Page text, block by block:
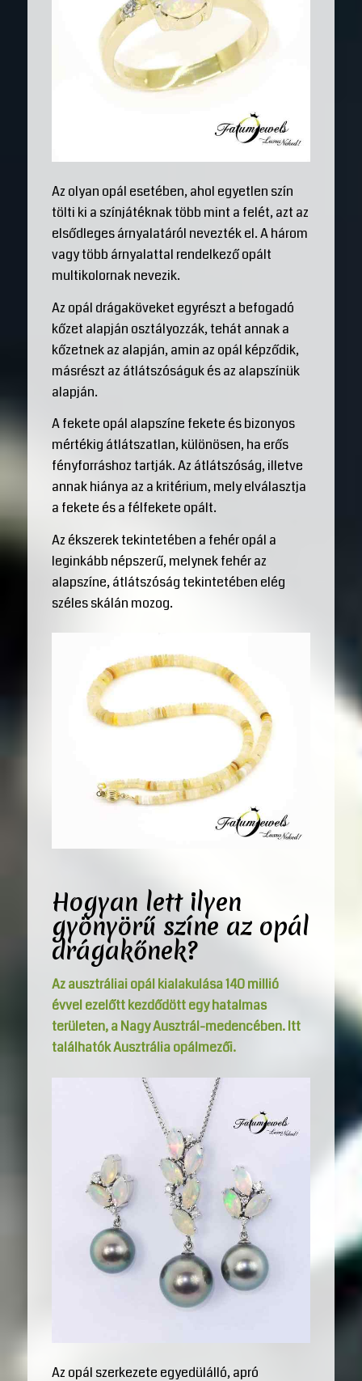
Az olyan opál esetében, ahol egyetlen szín
tölti ki a színjátéknak több mint a felét, azt az
elsődleges árnyalatáról nevezték el. A három
vagy több árnyalattal rendelkező opált
multikolornak nevezik.
Az opál drágaköveket egyrészt a befogadó
kőzet alapján osztályozzák, tehát annak a
kőzetnek az alapján, amin az opál képződik,
másrészt az átlátszóságuk és az alapszínük
alapján.
A fekete opál alapszíne fekete és bizonyos
mértékig átlátszatlan, különösen, ha erős
fényforráshoz tartják. Az átlátszóság, illetve
annak hiánya az a kritérium, mely elválasztja
a fekete és a félfekete opált.
Az ékszerek tekintetében a fehér opál a
leginkább népszerű, melynek fehér az
alapszíne, átlátszóság tekintetében elég
széles skálán mozog.
Hogyan lett ilyen
gyönyörű színe az opál
drágakőnek?
Az ausztráliai opál kialakulása 140 millió
évvel ezelőtt kezdődött egy hatalmas
területen, a Nagy Ausztrál-medencében. Itt
találhatók Ausztrália opálmezői.
Az opál szerkezete egyedülálló, apró